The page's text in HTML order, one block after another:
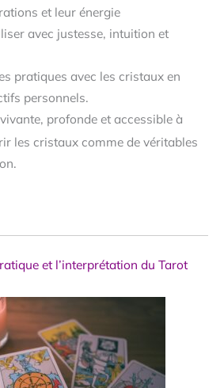
et leur énergie
avec justesse, intuition et
pratiques avec les cristaux en
personnels.
profonde et accessible à
les cristaux comme de véritables
et l’interprétation du Tarot